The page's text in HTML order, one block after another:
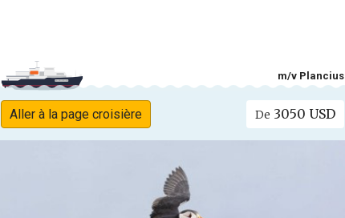
m/v Plancius
Aller à la page croisière De 3050 USD